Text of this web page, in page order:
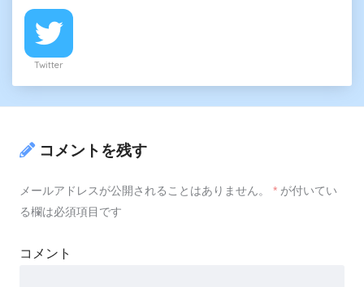
Twitter
コメントを残す
メールアドレスが公開されることはありません。 * が付いてい
る欄は必須項目です
コメント